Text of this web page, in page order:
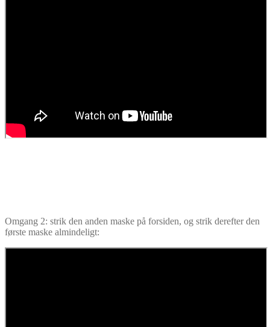
Omgang 2: strik den anden maske på forsiden, og strik derefter den
første maske almindeligt: